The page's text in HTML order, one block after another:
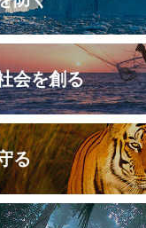
会を創る
る
©